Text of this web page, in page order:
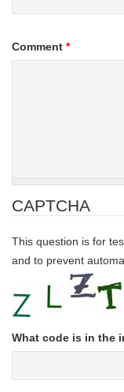
Comment *
CAPTCHA
This question is for
and to prevent
What code is in the